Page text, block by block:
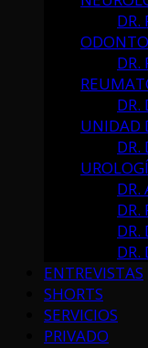
DR.
DR.
DR.
UNIDAD
DR.
DR.
DR.
DR.
DR.
ENTREVISTAS
SHORTS
SERVICIOS
PRIVADO